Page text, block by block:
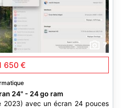
7
650 €
24" - 24 go ram
avec un écran 24 pouces